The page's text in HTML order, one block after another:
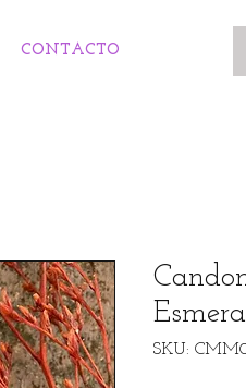
CONTACTO
SKU: